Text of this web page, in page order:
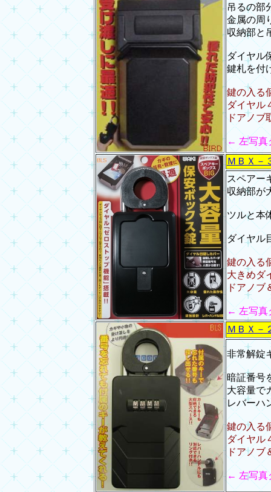
吊るの部
金属の周
収納部と
ダイヤル
鍵札を付
鍵の入る
ダイヤル
ドアノブ
← 左写真
ＭＢＸ－
スペアー
収納部が
ツルと本
ダイヤル
鍵の入る
大きめダ
ドアノブ
← 左写真
ＭＢＸ－
非常解錠
暗証番号
大容量で
レバーハ
鍵の入る
ダイヤル
ドアノブ
← 左写真